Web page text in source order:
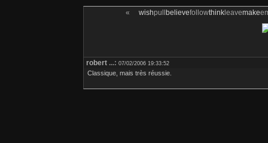
« wishpull believefollowthinkleavemake
robert ...: 07/02/2006 19:33:52
Classique, mais très réussie.